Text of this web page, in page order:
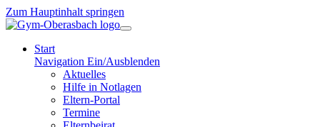
Zum Hauptinhalt springen
Start
Navigation Ein/Ausblenden
Aktuelles
Hilfe in Notlagen
Eltern-Portal
Termine